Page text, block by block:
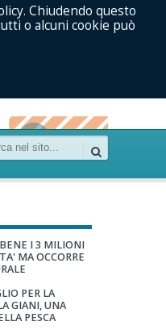
BENE I 3 MILIONI
MA OCCORRE
PER LA
GIANI, UNA
PESCA
Chiudendo questo
o alcuni cookie può